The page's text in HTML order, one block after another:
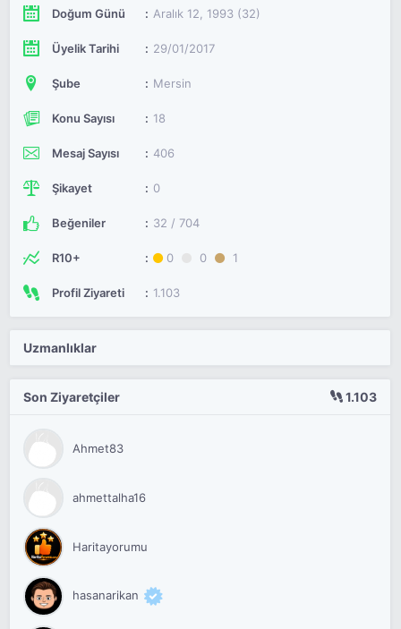
Doğum Günü Aralık 12, 1993 (32)
Üyelik Tarihi 29/01/2017
Şube Mersin
Konu Sayısı 18
Mesaj Sayısı 406
Şikayet 0
Beğeniler 32 / 704
R10+ 0 0 1
Profil Ziyareti 1.103
Uzmanlıklar
Son Ziyaretçiler 1.103
Ahmet83
ahmettalha16
Haritayorumu
hasanarikan